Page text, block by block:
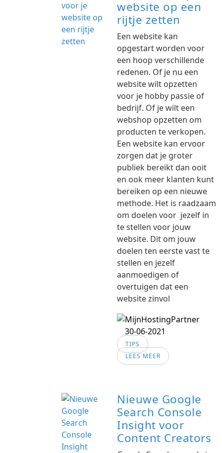
website op een
rijtje zetten
Een website kan
opgestart worden voor
een hoop verschillende
redenen. Of je nu een
website wilt opzetten
voor je hobby passie of
bedrijf. Of je wilt een
webshop opzetten om
producten te verkopen.
Een website kan ervoor
zorgen dat je groter
publiek bereikt dan ooit
en ook meer klanten kunt
bereiken op een nieuwe
methode. Het is raadzaam
om doelen voor jezelf in
te stellen voor jouw
website. Dit om jouw
doelen ten eerste vast te
stellen en jezelf
aanmoedigen of
overtuigen dat een
website zinvol
30-06-2021
TIPS
LEES MEER
Nieuwe Google
Search Console
Insight voor
Content Creators